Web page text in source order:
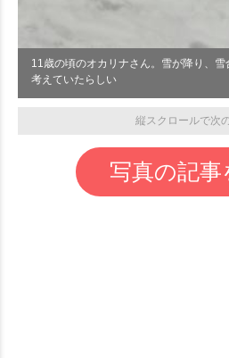
11歳の頃のオカリナさん。雪が降り、
考えていたらしい
縦スクロールで次
写真の記事